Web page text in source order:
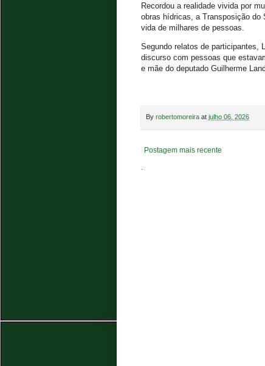
Recordou a realidade vivida por
obras hídricas, a Transposição do
vida de milhares de pessoas.
Segundo relatos de participantes,
discurso com pessoas que
e mãe do deputado Guilherme
By robertomoreira at julho 06, 2026
Postagem mais recente
.